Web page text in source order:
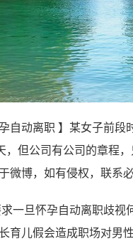
自动离职 】某女子前
，但公司有公司的章程
微博，如有侵权，联系必
一旦怀孕自动离职歧
育儿假会造成职场对男